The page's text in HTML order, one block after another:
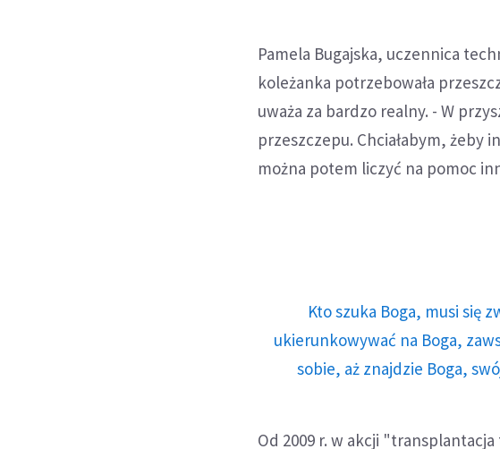
Pamela Bugajska, uczennica
koleżanka potrzebowała
uważa za bardzo realny. - W
przeszczepu. Chciałabym, żeby
można potem liczyć na pomoc
Kto szuka Boga, musi się
ukierunkowywać na Boga,
sobie, aż znajdzie Boga,
Od 2009 r. w akcji